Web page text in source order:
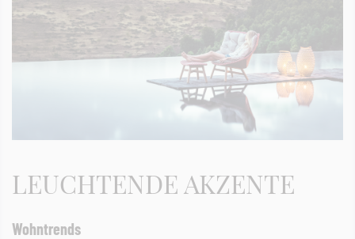
LEUCHTENDE AKZENTE
Wohntrends